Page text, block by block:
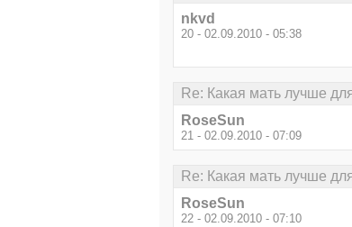
nkvd
20 - 02.09.2010 - 05:38
Re: Какая мать лучше
RoseSun
21 - 02.09.2010 - 07:09
Re: Какая мать лучше
RoseSun
22 - 02.09.2010 - 07:10